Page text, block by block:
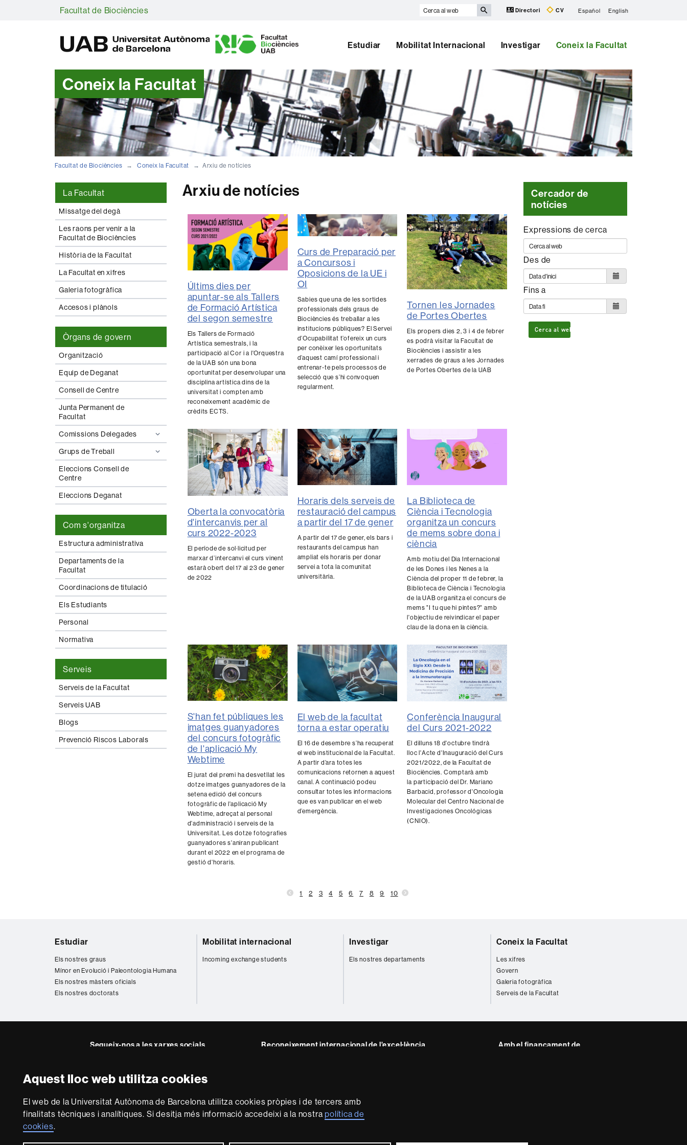
Aquest lloc web utilitza cookies
El web de la Universitat Autònoma de Barcelona utilitza cookies pròpies i de tercers amb
finalitats tècniques i analítiques. Si desitja més informació accedeixi a la nostrapolítica de
cookies.
Facultat de Biociències
Cerca
Directori CV Español English
A
B
Estudiar Mobilitat Internacional Investigar Coneix la Facultat
Coneix la Facultat
Facultat de Biociències Coneix la Facultat Arxiu de notícies
La Facultat
Missatge del degà
Les raons per venir a la
Facultat de Biociències
Història de la Facultat
La Facultat en xifres
Galeria fotogràfica
Accesos i plànols
Òrgans de govern
Organització
Equip de Deganat
Consell de Centre
Junta Permanent de
Facultat
Comissions Delegades
Grups de Treball
Eleccions Consell de
Centre
Eleccions Deganat
Com s'organitza
Estructura administrativa
Departaments de la
Facultat
Coordinacions de titulació
Els Estudiants
Personal
Normativa
Serveis
Serveis de la Facultat
Serveis UAB
Blogs
Prevenció Riscos Laborals
Cercador de
notícies
Expressions de cerca
Des de
Fins a
Cerca al web
Arxiu de notícies
Últims dies per
apuntar-se als Tallers
de Formació Artística
del segon semestre
Els Tallers de Formació
Artística semestrals, i la
participació al Cor i a l'Orquestra
de la UAB són una bona
oportunitat per desenvolupar una
disciplina artística dins de la
universitat i compten amb
reconeixement acadèmic de
crèdits ECTS.
Curs de Preparació per
a Concursos i
Oposicions de la UE i
OI
Sabies que una de les sortides
professionals dels graus de
Biociències és treballar a les
institucions públiques? El Servei
d’Ocupabilitat t’ofereix un curs
per conèixer les oportunitats
d’aquest camí professional i
entrenar-te pels processos de
selecció que s’hi convoquen
regularment.
Tornen les Jornades
de Portes Obertes
Els propers dies 2, 3 i 4 de febrer
es podrà visitar la Facultat de
Biociències i assistir a les
xerrades de graus a les Jornades
de Portes Obertes de la UAB
Oberta la convocatòria
d'intercanvis per al
curs 2022-2023
El període de sol·licitud per
marxar d’intercanvi el curs vinent
estarà obert del 17 al 23 de gener
de 2022
Horaris dels serveis de
restauració del campus
a partir del 17 de gener
A partir del 17 de gener, els bars i
restaurants del campus han
ampliat els horaris per donar
servei a tota la comunitat
universitària.
La Biblioteca de
Ciència i Tecnologia
organitza un concurs
de mems sobre dona i
ciència
Amb motiu del Dia Internacional
de les Dones i les Nenes a la
Ciència del proper 11 de febrer, la
Biblioteca de Ciència i Tecnologia
de la UAB organitza el concurs de
mems "I tu que hi pintes?" amb
l'objectiu de reivindicar el paper
clau de la dona en la ciència.
S'han fet públiques les
imatges guanyadores
del concurs fotogràfic
de l'aplicació My
Webtime
El jurat del premi ha desvetllat les
dotze imatges guanyadores de la
setena edició del concurs
fotogràfic de l'aplicació My
Webtime, adreçat al personal
d'administració i serveis de la
Universitat. Les dotze fotografies
guanyadores s'aniran publicant
durant el 2022 en el programa de
gestió d'horaris.
El web de la facultat
torna a estar operatiu
El 16 de desembre s’ha recuperat
el web institucional de la Facultat.
A partir d’ara totes les
comunicacions retornen a aquest
canal. A continuació podeu
consultar totes les informacions
que es van publicar en el web
d’emergència.
Conferència Inaugural
del Curs 2021-2022
El dilluns 18 d'octubre tindrà
lloc l'Acte d'Inauguració del Curs
2021/2022, de la Facultat de
Biociències. Comptarà amb
la participació del Dr. Mariano
Barbacid, professor d'Oncologia
Molecular del Centro Nacional de
Investigaciones Oncológicas
(CNIO).
1 2 3 4 5 6 7 8 9 10
Estudiar
Els nostres graus
Mínor en Evolució i Paleontologia Humana
Els nostres màsters oficials
Els nostres doctorats
Mobilitat internacional
Incoming exchange students
Investigar
Els nostres departaments
Coneix la Facultat
Les xifres
Govern
Galeria fotogràfica
Serveis de la Facultat
Segueix-nos a les xarxes socials Reconeixement internacional de l'excel·lència Amb el finançament de
Sobre
aquest
web